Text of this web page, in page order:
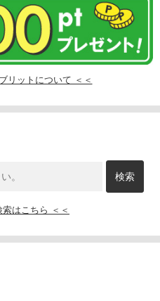
リットについて ＜＜
はこちら ＜＜